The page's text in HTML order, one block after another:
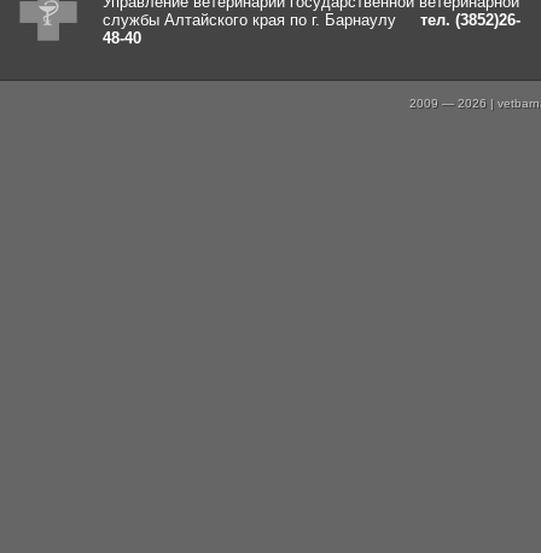
службы Алтайского края по г. Барнаулу
тел. (3852)26-
48-40
2009 — 2026 |